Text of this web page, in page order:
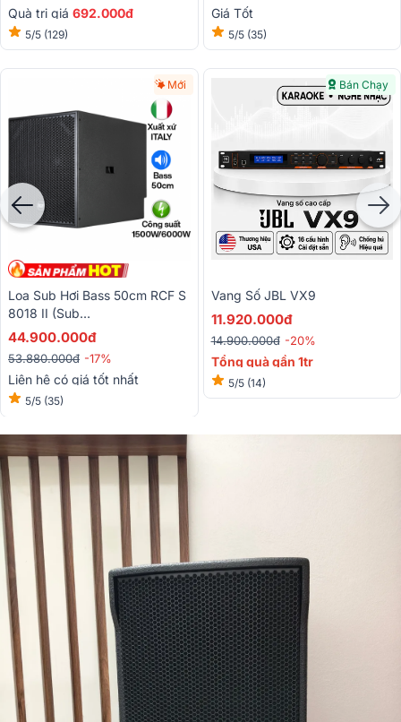
Quà trị giá 692.000đ
5/5 (129)
Giá Tốt
5/5 (35)
Mới
Loa Sub Hơi Bass 50cm RCF S
8018 II (Sub
Đơn,1500W/6000W, SX: Italy)
44.900.000đ
53.880.000đ -17%
Liên hệ có giá tốt nhất
5/5 (35)
Bán Chạy
Vang Số JBL VX9
11.920.000đ
14.900.000đ -20%
Tổng quà gần 1tr
5/5 (14)